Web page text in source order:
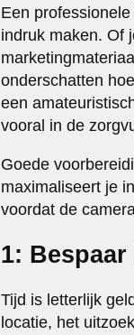
Een
indruk maken. Of
onderschatten
een
vooral in de
Goede
maximaliseert je
voordat de
1:
Tijd is letterlijk
locatie, het